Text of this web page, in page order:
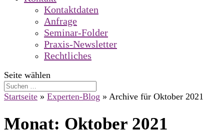
Kontaktdaten
Anfrage
Seminar-Folder
Praxis-Newsletter
Rechtliches
Seite wählen
Startseite » Experten-Blog » Archive für Oktober 2021
Monat: Oktober 2021